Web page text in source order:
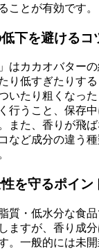
ことが有効です。
下を避けるコ
はカカオバター
り低すぎたりす
いたり粗くなっ
行うこと、保存
また、香りが飛
など成分の違う
を守るポイン
質・低水分な食
ますが、香り成
。一般的には未